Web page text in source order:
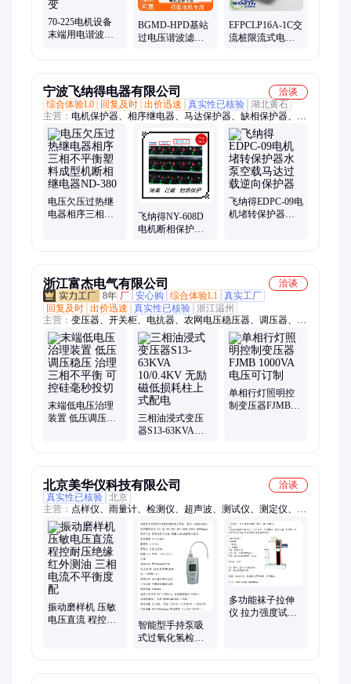
70-225电机设备
末端用电谐波治
BGMD-HPD基站
过电压谐波滤波
EFPCLP16A-1C交
流桩限流式电气
宁波飞纳得电器有限公司
洽谈
综合体验L0
回复及时 出价迅速 真实性已核验 湖北黄石
主营： 电机保护器、相序继电器、马达保护器、缺相保护器、相
序保护、交流接触器、水泵保护器、过欠压继电器、电动机保护
器、浪涌保护器、电涌保护器、防雷器、避雷器、马达控制器
电压欠压过热继
电器相序三相不
飞纳得NY-608D
电机断相保护过
飞纳得EDPC-09电
机堵转保护器水
浙江富杰电气有限公司
洽谈
8年 厂 安心购 综合体验L1 真实工厂
回复及时 出价迅速 真实性已核验 浙江温州
主营： 变压器、开关柜、电抗器、农网电压稳压器、调压器、稳
压器、矿用变压器、高压补偿柜、矿用开关柜、线路馈线调压稳
压器、干式变压器、配电变压器、矿用干式变压器、箱变、矿用
配电箱、矿安认证变压器、船用变压器、矿用隔爆型移动式变电
站、矿用隔爆型干式变压器、光伏发电箱变、一二级能效变压
器、SCB14干式变压器、SCB18干式变压器、S20油浸式变压
器、一二级能效油浸式变压器、矿用井下照明变压器
末端低电压治理
装置 低压调压稳
三相油浸式变压
器S13-63KVA
单相行灯照明控
制变压器FJMB
北京美华仪科技有限公司
洽谈
真实性已核验 北京
主营： 点样仪、雨量计、检测仪、超声波、测试仪、测定仪、活
化仪、定硫仪、恒流粉尘、照明光控、欧微伏表、水平回转、双
路粉尘、梅毒摇床、薄层色谱、红外线一、粉末松装、数字皮
阻、化吹气仪、臭氧检测、ph复合电极、粉尘采样器、菌落计数
器、动作判断仪、负压采样器
振动磨样机 压敏
电压直流 程控耐
智能型手持泵吸
式过氧化氢检测
多功能袜子拉伸
仪 拉力强度试验